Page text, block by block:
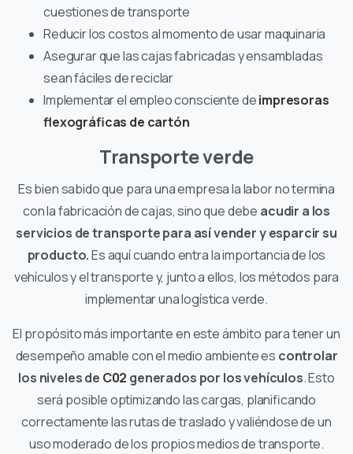
cuestiones de transporte
Reducir los costos al momento de usar maquinaria
Asegurar que las cajas fabricadas y ensambladas
sean fáciles de reciclar
Implementar el empleo consciente deimpresoras
flexográficas de cartón
Transporte verde
Es bien sabido que para una empresa la labor no termina
con la fabricación de cajas, sino que debe acudir a los
servicios de transporte para así vender y esparcir su
producto.Es aquí cuando entra la importancia de los
vehículos y el transporte y, junto a ellos, los métodos para
implementar una logística verde.
El propósito más importante en este ámbito para tener un
desempeño amable con el medio ambiente es controlar
los niveles de C02 generados por los vehículos. Esto
será posible optimizando las cargas, planificando
correctamente las rutas de traslado y valiéndose de un
uso moderado de los propios medios de transporte.